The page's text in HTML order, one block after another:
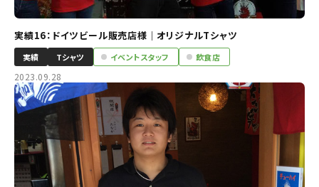
実績16：ドイツビール販売店様｜オリジナルTシャツ
実績 Tシャツ イベントスタッフ 飲食店
2023.09.28